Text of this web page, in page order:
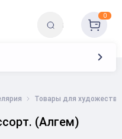
0
Товары для
(Алгем)